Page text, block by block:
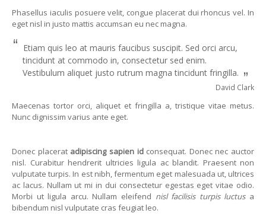
Phasellus iaculis posuere velit, congue placerat dui rhoncus vel. In
eget nisl in justo mattis accumsan eu nec magna.
“ Etiam quis leo at mauris faucibus suscipit. Sed orci arcu,
tincidunt at commodo in, consectetur sed enim.
Vestibulum aliquet justo rutrum magna tincidunt fringilla. ”
David Clark
Maecenas tortor orci, aliquet et fringilla a, tristique vitae metus.
Nunc dignissim varius ante eget.
Donec placerat adipiscing sapien idconsequat. Donec nec auctor
nisl. Curabitur hendrerit ultricies ligula ac blandit. Praesent non
vulputate turpis. In est nibh, fermentum eget malesuada ut, ultrices
ac lacus. Nullam ut mi in dui consectetur egestas eget vitae odio.
Morbi ut ligula arcu. Nullam eleifend nisl facilisis turpis luctusa
bibendum nisl vulputate cras feugiat leo.